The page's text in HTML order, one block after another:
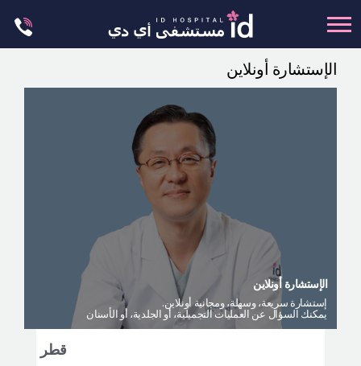
to
content
العمليات البسيطة
العيادة الجلدية
الإستشارة أونلاين
الإستشارة أونلاين
إستشارة سريعة، وسهلة، ومجانية أونلاين.
يمكنك السؤال عن العمليات التجميلية، أو الجلدية، أو الأسنان
قطر